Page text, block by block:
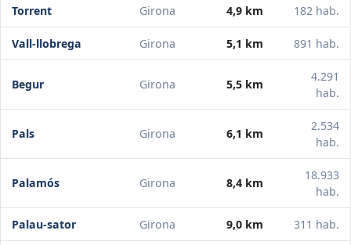
Torrent Girona 4,9 km 182 hab.
Vall-llobrega Girona 5,1 km 891 hab.
Begur Girona 5,5 km
4.291
hab.
Pals Girona 6,1 km
2.534
hab.
Palamós Girona 8,4 km
18.933
hab.
Palau-sator Girona 9,0 km 311 hab.